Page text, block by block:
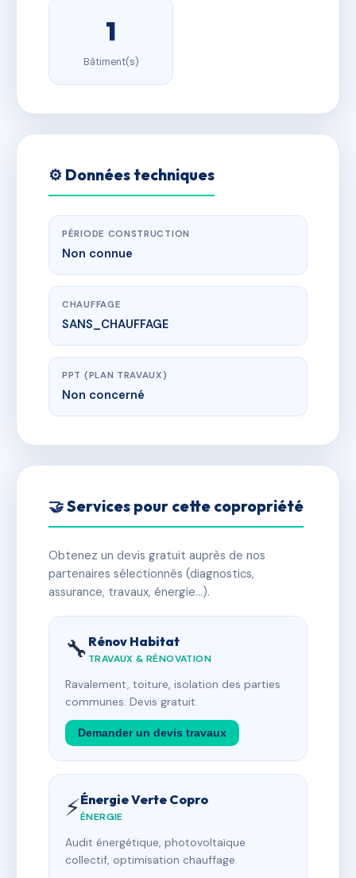
1
Bâtiment(s)
⚙️ Données techniques
PÉRIODE CONSTRUCTION
Non connue
CHAUFFAGE
SANS_CHAUFFAGE
PPT (PLAN TRAVAUX)
Non concerné
🤝 Services pour cette copropriété
Obtenez un devis gratuit auprès de nos
partenaires sélectionnés (diagnostics,
assurance, travaux, énergie…).
🔧 Rénov Habitat
TRAVAUX & RÉNOVATION
Ravalement, toiture, isolation des parties
communes. Devis gratuit.
Demander un devis travaux
⚡Énergie Verte Copro
ÉNERGIE
Audit énergétique, photovoltaïque
collectif, optimisation chauffage.